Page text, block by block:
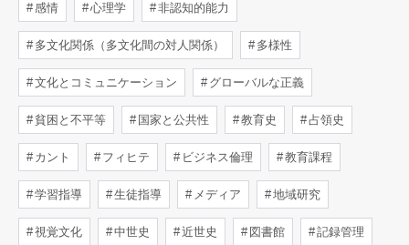
感情 心理学 非認知的能力
多文化関係（多文化間の対人関係） 多様性
文化とコミュニケーション グローバルな正義
貧困と不平等 国家と公共性 教育史 占領史
カント フィヒテ ビジネス倫理 教育課程
学習指導 生徒指導 メディア 地域研究
視覚文化 中世史 近世史 図書館 記録管理